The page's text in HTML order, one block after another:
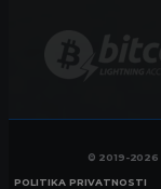
© 2019-2026
POLITIKA PRIVATNOSTI